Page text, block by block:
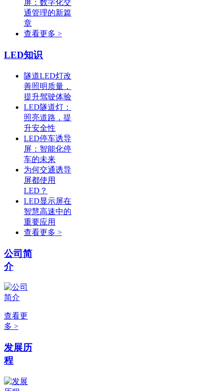
屏：数字化交
通管理的新篇
章
查看更多 >
LED知识
隧道LED灯改
善照明质量，
提升驾驶体验
LED隧道灯：
照亮道路，提
升安全性
LED停车诱导
屏：智能化停
车的未来
为何交通诱导
屏都使用
LED？
LED显示屏在
智慧高速中的
重要应用
查看更多 >
公司简
介
查看更
多 >
发展历
程